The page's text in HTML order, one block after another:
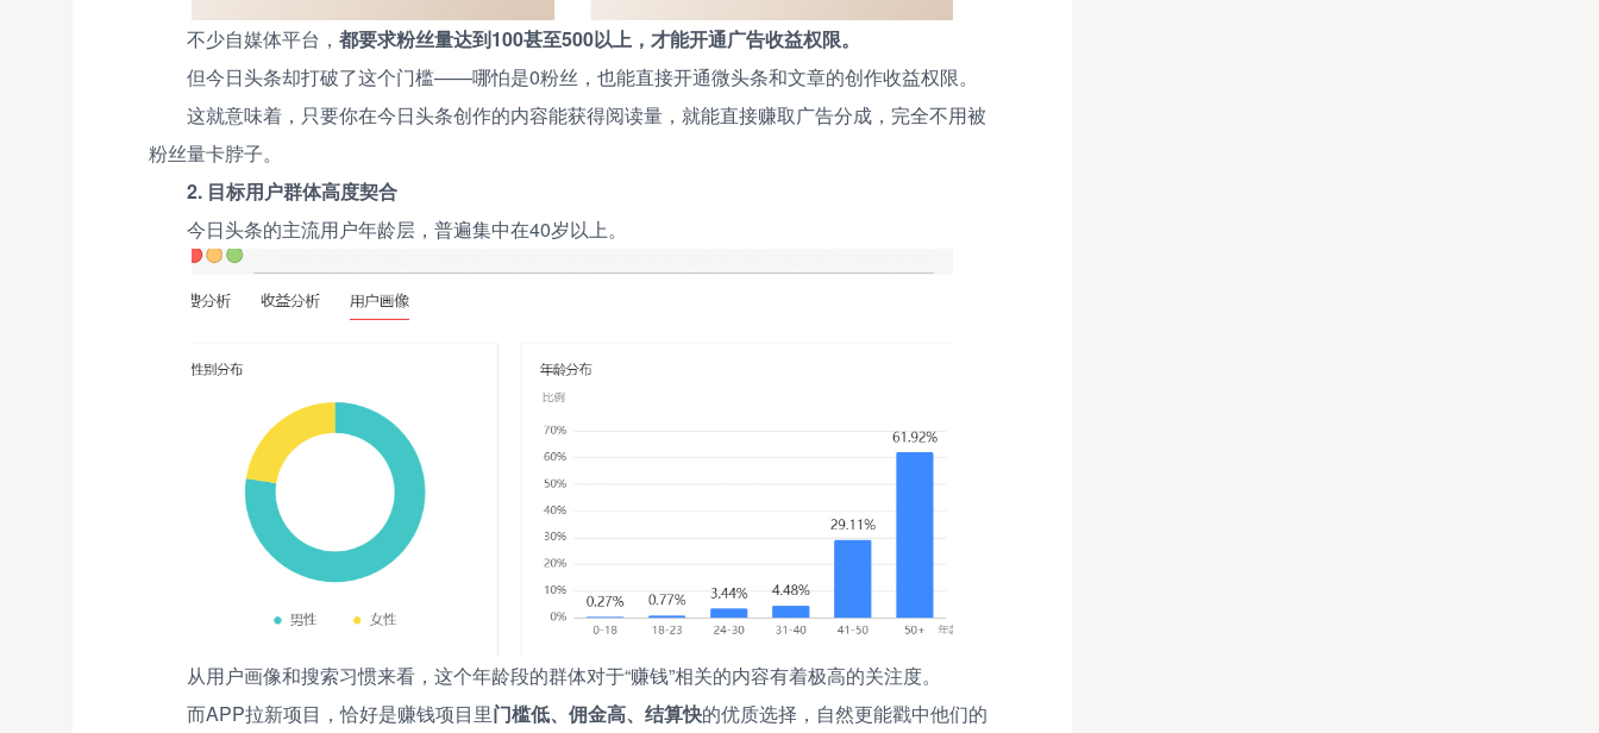
不少自媒体平台，都要求粉丝量达到100甚至500以上，才能开通广告收益权限。
但今日头条却打破了这个门槛——哪怕是0粉丝，也能直接开通微头条和文章的创作收益权限。
这就意味着，只要你在今日头条创作的内容能获得阅读量，就能直接赚取广告分成，完全不用被
粉丝量卡脖子。
2. 目标用户群体高度契合
今日头条的主流用户年龄层，普遍集中在40岁以上。
从用户画像和搜索习惯来看，这个年龄段的群体对于“赚钱”相关的内容有着极高的关注度。
而APP拉新项目，恰好是赚钱项目里门槛低、佣金高、结算快的优质选择，自然更能戳中他们的